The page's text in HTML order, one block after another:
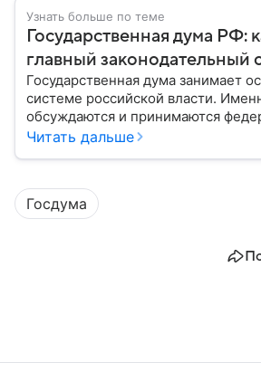
Узнать больше по теме
Государственная дума РФ:
главный законодательный
Государственная дума занимает
системе российской власти.
обсуждаются и принимаются
определяющие развитие
затрагивающие жизнь миллионов
Разбираемся, как устроена
Читать дальше
Госдума